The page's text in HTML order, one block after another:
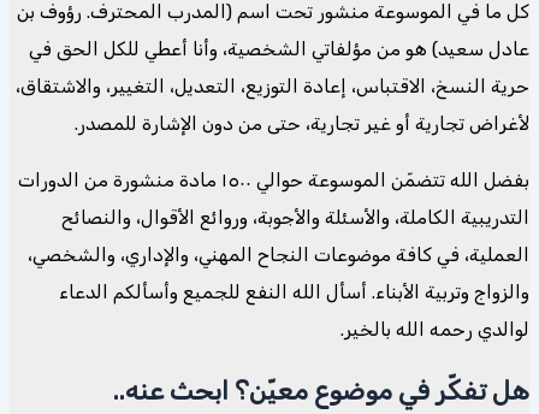
كل ما في الموسوعة منشور تحت اسم (المدرب المحترف. رؤوف بن
عادل سعيد) هو من مؤلفاتي الشخصية، وأنا أعطي للكل الحق في
حرية النسخ، الاقتباس، إعادة التوزيع، التعديل، التغيير، والاشتقاق،
لأغراض تجارية أو غير تجارية، حتى من دون الإشارة للمصدر.
بفضل الله تتضمّن الموسوعة حوالي ١٥٠٠ مادة منشورة من الدورات
التدريبية الكاملة، والأسئلة والأجوبة، وروائع الأقوال، والنصائح
العملية، في كافة موضوعات النجاح المهني، والإداري، والشخصي،
والزواج وتربية الأبناء. أسأل الله النفع للجميع وأسألكم الدعاء
لوالدي رحمه الله بالخير.
هل تفكّر في موضوع معيّن؟ ابحث عنه..